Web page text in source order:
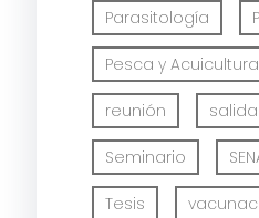
Parasitología
Pesca y Acuicultura
reunión
Seminario
Tesis